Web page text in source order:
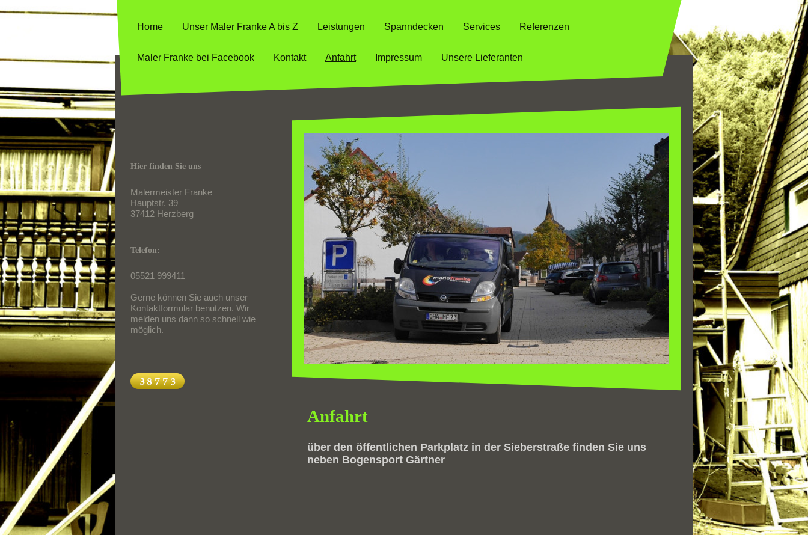
Home Unser Maler Franke A bis Z Leistungen Spanndecken Services Referenzen
Maler Franke bei Facebook Kontakt Anfahrt Impressum Unsere Lieferanten
Anfahrt
über den öffentlichen Parkplatz in der Sieberstraße finden Sie uns
neben Bogensport Gärtner
Hier finden Sie uns
Malermeister Franke
Hauptstr. 39
37412 Herzberg
Telefon:
05521 999411
Gerne können Sie auch unser
Kontaktformular benutzen. Wir
melden uns dann so schnell wie
möglich.